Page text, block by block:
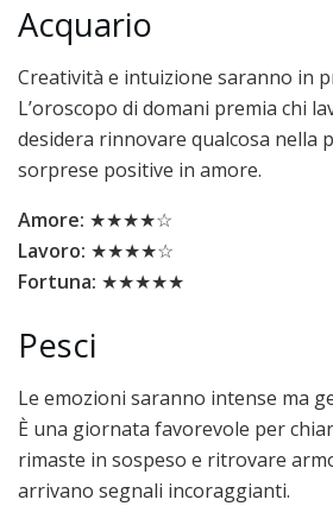
Acquario
Creatività e intuizione saranno in
L’oroscopo di domani premia chi
desidera rinnovare qualcosa nella
sorprese positive in amore.
Amore: ★★★★☆
Lavoro: ★★★★☆
Fortuna: ★★★★★
Pesci
Le emozioni saranno intense ma
È una giornata favorevole per
rimaste in sospeso e ritrovare
arrivano segnali incoraggianti.